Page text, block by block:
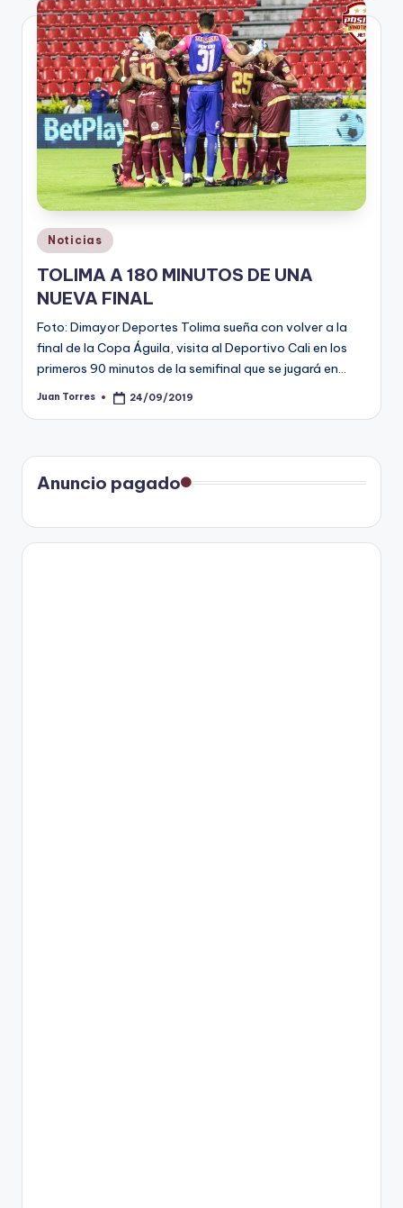
Publicado
en
Noticias
TOLIMA A 180 MINUTOS DE UNA
NUEVA FINAL
Foto: Dimayor Deportes Tolima sueña con volver a la
final de la Copa Águila, visita al Deportivo Cali en los
primeros 90 minutos de la semifinal que se jugará en…
Publicado
Juan Torres 24/09/2019
Anuncio pagado